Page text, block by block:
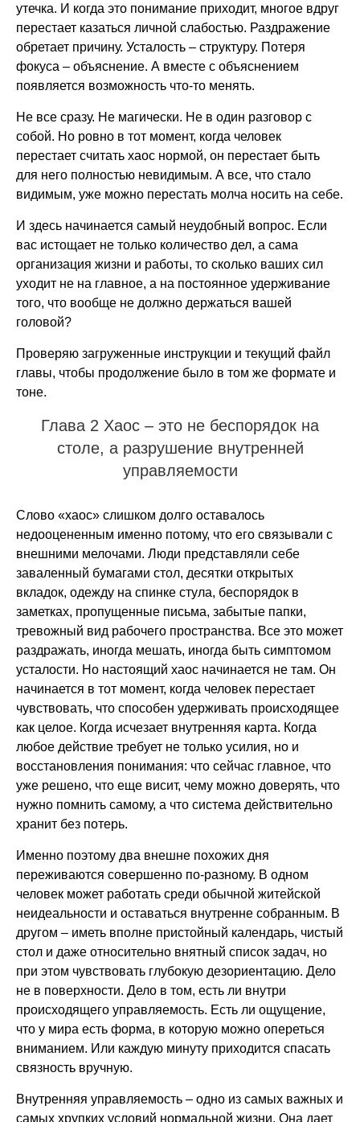
утечка. И когда это понимание приходит, многое вдруг
перестает казаться личной слабостью. Раздражение
обретает причину. Усталость – структуру. Потеря
фокуса – объяснение. А вместе с объяснением
появляется возможность что-то менять.
Не все сразу. Не магически. Не в один разговор с
собой. Но ровно в тот момент, когда человек
перестает считать хаос нормой, он перестает быть
для него полностью невидимым. А все, что стало
видимым, уже можно перестать молча носить на себе.
И здесь начинается самый неудобный вопрос. Если
вас истощает не только количество дел, а сама
организация жизни и работы, то сколько ваших сил
уходит не на главное, а на постоянное удерживание
того, что вообще не должно держаться вашей
головой?
Проверяю загруженные инструкции и текущий файл
главы, чтобы продолжение было в том же формате и
тоне.
Глава 2 Хаос – это не беспорядок на
столе, а разрушение внутренней
управляемости
Слово «хаос» слишком долго оставалось
недооцененным именно потому, что его связывали с
внешними мелочами. Люди представляли себе
заваленный бумагами стол, десятки открытых
вкладок, одежду на спинке стула, беспорядок в
заметках, пропущенные письма, забытые папки,
тревожный вид рабочего пространства. Все это может
раздражать, иногда мешать, иногда быть симптомом
усталости. Но настоящий хаос начинается не там. Он
начинается в тот момент, когда человек перестает
чувствовать, что способен удерживать происходящее
как целое. Когда исчезает внутренняя карта. Когда
любое действие требует не только усилия, но и
восстановления понимания: что сейчас главное, что
уже решено, что еще висит, чему можно доверять, что
нужно помнить самому, а что система действительно
хранит без потерь.
Именно поэтому два внешне похожих дня
переживаются совершенно по-разному. В одном
человек может работать среди обычной житейской
неидеальности и оставаться внутренне собранным. В
другом – иметь вполне пристойный календарь, чистый
стол и даже относительно внятный список задач, но
при этом чувствовать глубокую дезориентацию. Дело
не в поверхности. Дело в том, есть ли внутри
происходящего управляемость. Есть ли ощущение,
что у мира есть форма, в которую можно опереться
вниманием. Или каждую минуту приходится спасать
связность вручную.
Внутренняя управляемость – одно из самых важных и
самых хрупких условий нормальной жизни. Она дает